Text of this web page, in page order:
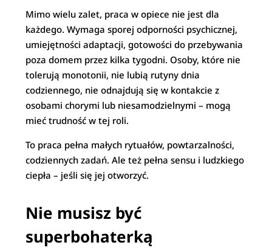
Mimo wielu zalet, praca w opiece nie jest dla
każdego. Wymaga sporej odporności psychicznej,
umiejętności adaptacji, gotowości do przebywania
poza domem przez kilka tygodni. Osoby, które nie
tolerują monotonii, nie lubią rutyny dnia
codziennego, nie odnajdują się w kontakcie z
osobami chorymi lub niesamodzielnymi – mogą
mieć trudność w tej roli.
To praca pełna małych rytuałów, powtarzalności,
codziennych zadań. Ale też pełna sensu i ludzkiego
ciepła – jeśli się jej otworzyć.
Nie musisz być
superbohaterką